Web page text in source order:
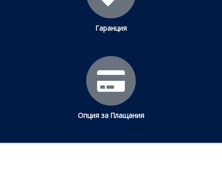
Гаранция
Опция за Плащания